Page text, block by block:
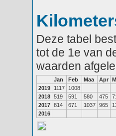
Deze tabel
tot de 1e van
waarden
Jan Feb Maa Apr
2019
1117
1008
2018 519 591 580 475
2017 814 671 1037 965
2016